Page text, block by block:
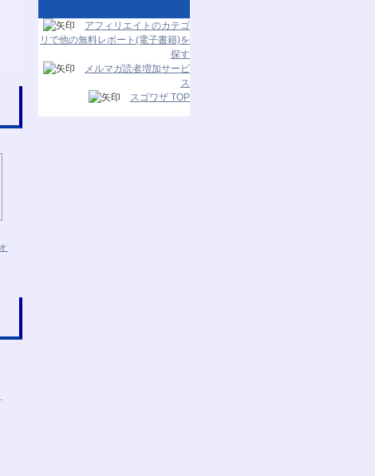
アフィリエイトのカテゴ
リで他の無料レポート(電子書籍)を
探す
メルマガ読者増加サービ
ス
スゴワザ TOP